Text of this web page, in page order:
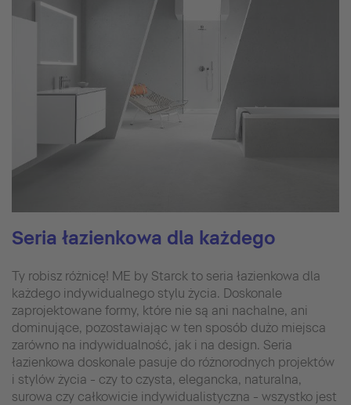
Seria łazienkowa dla każdego
Ty robisz różnicę! ME by Starck to seria łazienkowa dla
każdego indywidualnego stylu życia. Doskonale
zaprojektowane formy, które nie są ani nachalne, ani
dominujące, pozostawiając w ten sposób dużo miejsca
zarówno na indywidualność, jak i na design. Seria
łazienkowa doskonale pasuje do różnorodnych projektów
i stylów życia - czy to czysta, elegancka, naturalna,
surowa czy całkowicie indywidualistyczna - wszystko jest